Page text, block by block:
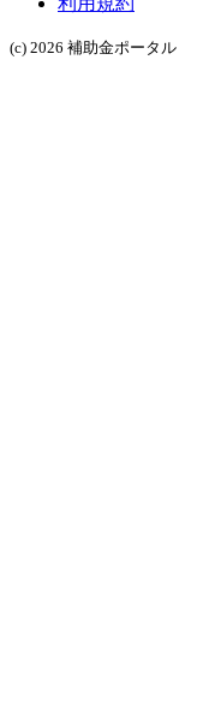
(c) 2026 補助金ポータル